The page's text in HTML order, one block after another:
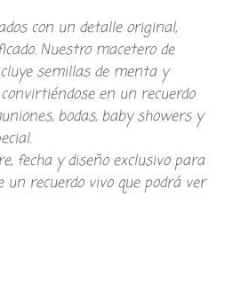
con un detalle original,
Nuestro macetero de
semillas de menta y
en un recuerdo
bodas, baby showers y
fecha y diseño exclusivo para
un recuerdo vivo que podrá ver